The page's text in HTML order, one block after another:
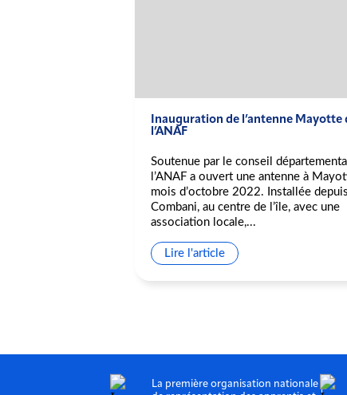
Inauguration de l’antenne Mayotte
l’ANAF
Soutenue par le conseil
l’ANAF a ouvert une antenne à
mois d’octobre 2022. Installée
Combani, au centre de l’île, avec une
association locale,...
Lire l'article
La première organisation nationale